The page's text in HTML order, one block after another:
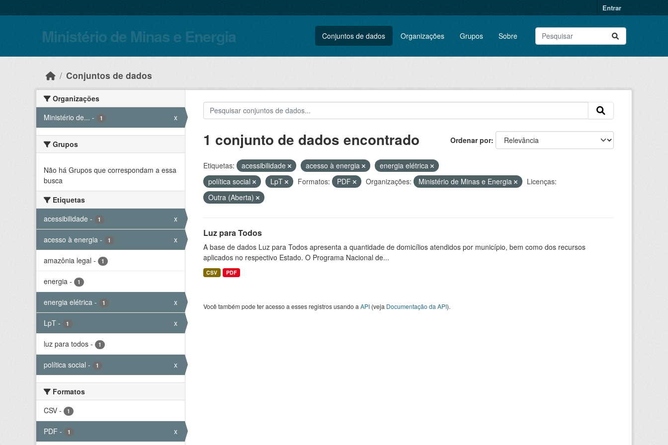
Entrar
Ministério de Minas e Energia Conjuntos de dados Organizações Grupos Sobre
Conjuntos de dados
Organizações
Ministério de... - 1 x
Grupos
Não há Grupos que correspondam a essa
busca
Etiquetas
acessibilidade - 1 x
acesso à energia - 1 x
amazônia legal - 1
energia - 1
energia elétrica - 1 x
LpT - 1 x
luz para todos - 1
política social - 1 x
Formatos
CSV - 1
PDF - 1 x
Ordenar por
1 conjunto de dados encontrado
Etiquetas: acessibilidade acesso à energia
energia elétrica
política social
LpT Formatos: PDF Organizações: Ministério de Minas e Energia
Licenças:
Outra (Aberta)
Luz para Todos
A base de dados Luz para Todos apresenta a quantidade de domicílios atendidos por município, bem como dos recursos
aplicados no respectivo Estado. O Programa Nacional de...
CSV PDF
Você também pode ter acesso a esses registros usando a API(veja Documentação da API).